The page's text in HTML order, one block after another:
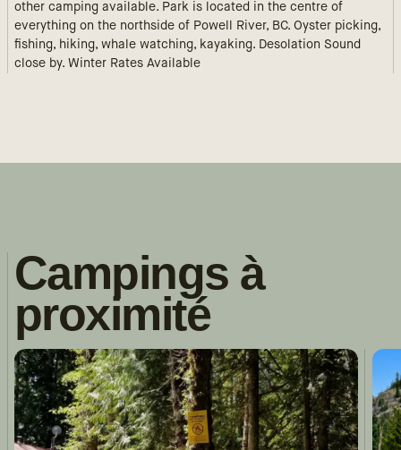
other camping available. Park is located in the centre of
everything on the northside of Powell River, BC. Oyster picking,
fishing, hiking, whale watching, kayaking. Desolation Sound
close by. Winter Rates Available
Campings à
proximité